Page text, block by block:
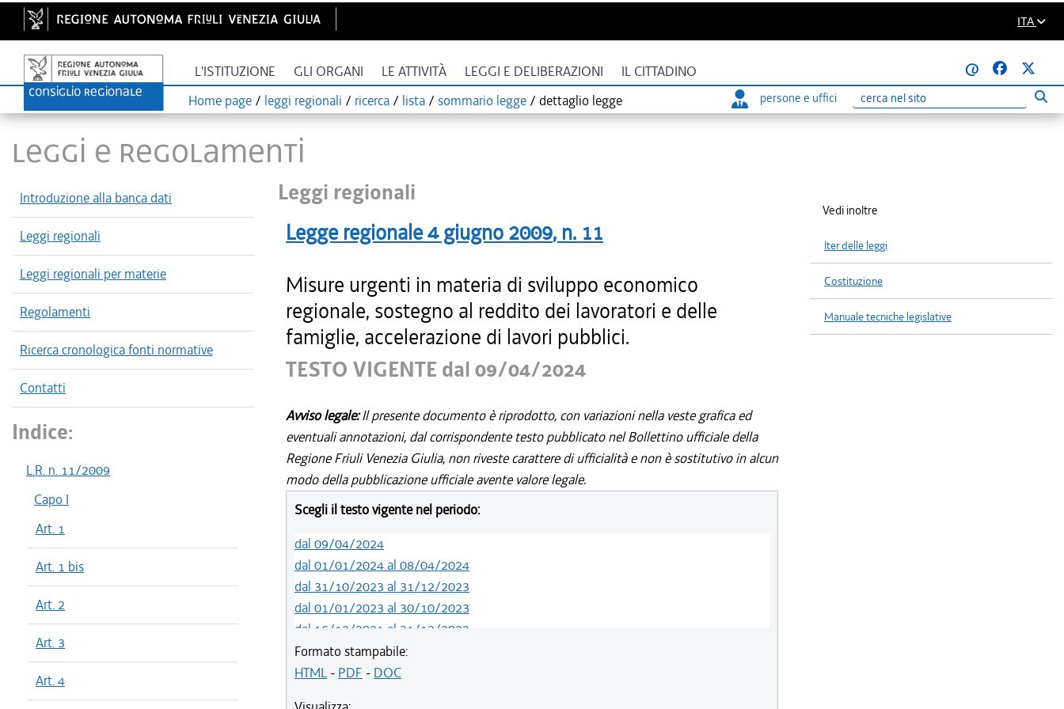
ITA
L'ISTITUZIONE GLI ORGANI LE ATTIVITÀ LEGGI E DELIBERAZIONI IL CITTADINO
@
Home page / leggi regionali / ricerca / lista / sommario legge / dettaglio legge persone e uffici
Ricerca
LEGGI E REGOLAMENTI
Introduzione alla banca dati
Leggi regionali
Leggi regionali per materie
Regolamenti
Ricerca cronologica fonti normative
Contatti
Indice:
L.R. n. 11/2009
Capo I
Art. 1
Art. 1 bis
Art. 2
Art. 3
Art. 4
Leggi regionali
Legge regionale4 giugno 2009, n. 11
Misure urgenti in materia di sviluppo economico
regionale, sostegno al reddito dei lavoratori e delle
famiglie, accelerazione di lavori pubblici.
TESTO VIGENTE dal 09/04/2024
Avviso legale:Il presente documento è riprodotto, con variazioni nella veste grafica ed
eventuali annotazioni, dal corrispondente testo pubblicato nel Bollettino ufficiale della
Regione Friuli Venezia Giulia, non riveste carattere di ufficialità e non è sostitutivo in alcun
modo della pubblicazione ufficiale avente valore legale.
Scegli il testo vigente nel periodo:
dal 09/04/2024
dal 01/01/2024 al 08/04/2024
dal 31/10/2023 al 31/12/2023
dal 01/01/2023 al 30/10/2023
dal 16/12/2021 al 31/12/2022
dal 26/02/2021 al 15/12/2021
dal 01/01/2020 al 25/02/2021
Formato stampabile:
HTML- PDF - DOC
Vedi inoltre
Iter delle leggi
Costituzione
Manuale tecniche legislative